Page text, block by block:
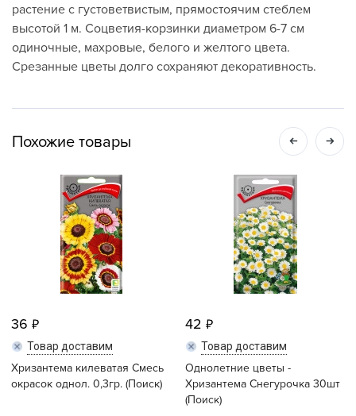
растение с густоветвистым, прямостоячим стеблем
высотой 1 м. Соцветия-корзинки диаметром 6-7 см
одиночные, махровые, белого и желтого цвета.
Срезанные цветы долго сохраняют декоративность.
Похожие товары
36
Товар доставим
Хризантема килеватая Смесь
окрасок однол. 0,3гр. (Поиск)
42
Товар доставим
Однолетние цветы -
Хризантема Снегурочка 30шт
(Поиск)